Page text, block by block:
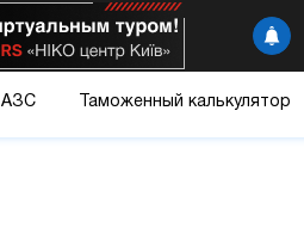
АЗС Таможенный калькулятор